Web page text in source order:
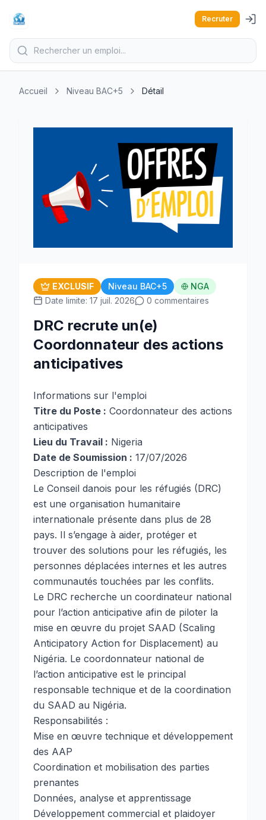
Recruter
Accueil Niveau BAC+5 Détail
EXCLUSIF Niveau BAC+5
NGA
Date limite: 17 juil. 2026
0 commentaires
DRC recrute un(e)
Coordonnateur des actions
anticipatives
Informations sur l'emploi
Titre du Poste : Coordonnateur des actions
anticipatives
Lieu du Travail : Nigeria
Date de Soumission : 17/07/2026
Description de l'emploi
Le Conseil danois pour les réfugiés (DRC)
est une organisation humanitaire
internationale présente dans plus de 28
pays. Il s’engage à aider, protéger et
trouver des solutions pour les réfugiés, les
personnes déplacées internes et les autres
communautés touchées par les conflits.
Le DRC recherche un coordinateur national
pour l’action anticipative afin de piloter la
mise en œuvre du projet SAAD (Scaling
Anticipatory Action for Displacement) au
Nigéria. Le coordonnateur national de
l’action anticipative est le principal
responsable technique et de la coordination
du SAAD au Nigéria.
Responsabilités :
Mise en œuvre technique et développement
des AAP
Coordination et mobilisation des parties
prenantes
Données, analyse et apprentissage
Développement commercial et plaidoyer